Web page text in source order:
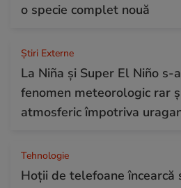
o specie complet nouă
Știri Externe
La Niña și Super El Niño
fenomen meteorologic rar
atmosferic împotriva
Tehnologie
Hoții de telefoane încearcă